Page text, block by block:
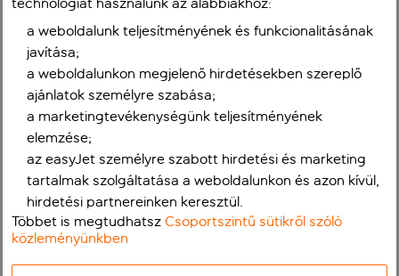
a weboldalunk teljesítményének és funkcionalitásának
javítása;
a weboldalunkon megjelenő hirdetésekben szereplő
ajánlatok személyre szabása;
a marketingtevékenységünk teljesítményének
elemzése;
az easyJet személyre szabott hirdetési és marketing
tartalmak szolgáltatása a weboldalunkon és azon kívül,
hirdetési partnereinken keresztül.
Többet is megtudhatszCsoportszintű sütikről szóló
közleményünkben